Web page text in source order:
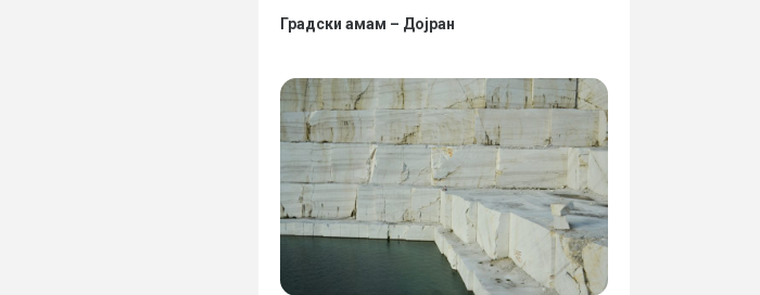
Градски амам – Дојран